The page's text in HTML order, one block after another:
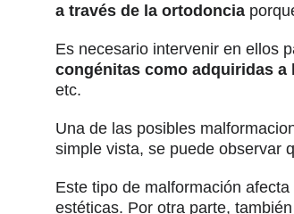
a través de la ortodoncia
Es necesario intervenir en ellos
congénitas como adquiridas a
etc.
Una de las posibles
simple vista, se puede observar
Este tipo de malformación
estéticas. Por otra parte,